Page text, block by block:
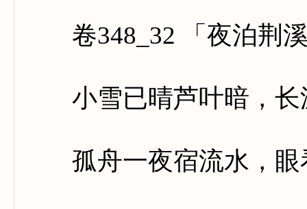
卷348_32 「夜泊荆
小雪已晴芦叶暗，长
孤舟一夜宿流水，眼